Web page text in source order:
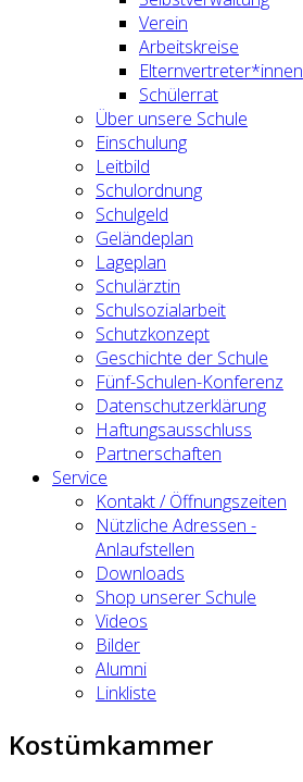
Verein
Arbeitskreise
Elternvertreter*innen
Schülerrat
Über unsere Schule
Einschulung
Leitbild
Schulordnung
Schulgeld
Geländeplan
Lageplan
Schulärztin
Schulsozialarbeit
Schutzkonzept
Geschichte der Schule
Fünf-Schulen-Konferenz
Datenschutzerklärung
Haftungsausschluss
Partnerschaften
Service
Kontakt / Öffnungszeiten
Nützliche Adressen -
Anlaufstellen
Downloads
Shop unserer Schule
Videos
Bilder
Alumni
Linkliste
Kostümkammer